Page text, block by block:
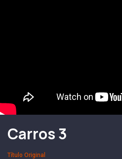
Carros 3
Título Original